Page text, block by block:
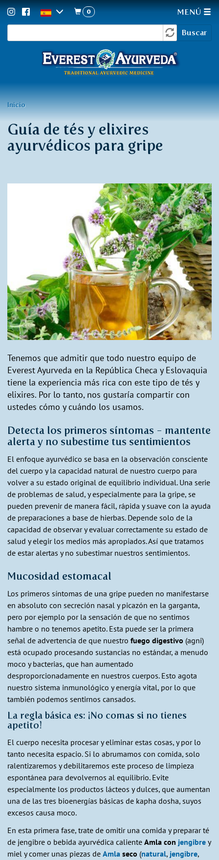
de
búsqueda
Buscar
0 MENÚ
Usted
está
aquí
Inicio
Guía de tés y elixires
ayurvédicos para gripe
Tenemos que admitir que todo nuestro equipo de
Everest Ayurveda en la República Checa y Eslovaquia
tiene la experiencia más rica con este tipo de tés y
elixires. Por lo tanto, nos gustaría compartir con
ustedes cómo y cuándo los usamos.
Detecta los primeros síntomas - mantente
alerta y no subestime tus sentimientos
El enfoque ayurvédico se basa en la observación consciente
del cuerpo y la capacidad natural de nuestro cuerpo para
volver a su estado original de equilibrio individual. Una serie
de problemas de salud, y especialmente para la gripe, se
pueden prevenir de manera fácil, rápida y suave con la ayuda
de preparaciones a base de hierbas. Depende solo de la
capacidad de observar y evaluar correctamente su estado de
salud y elegir los medios más apropiados. Así que tratamos
de estar alertas y no subestimar nuestros sentimientos.
Mucosidad estomacal
Los primeros síntomas de una gripe pueden no manifestarse
en absoluto con secreción nasal y picazón en la garganta,
pero por ejemplo por la sensación de que no sentimos
hambre o no tenemos apetito. Esta puede ser la primera
señal de advertencia de que nuestro fuego digestivo (agni)
está ocupado procesando sustancias no estándar, a menudo
moco y bacterias, que han aumentado
desproporcionadamente en nuestros cuerpos. Esto agota
nuestro sistema inmunológico y energía vital, por lo que
también podemos sentirnos cansados.
La regla básica es: ¡No comas si no tienes
apetito!
El cuerpo necesita procesar y eliminar estas cosas, y por lo
tanto necesita espacio. Si lo abrumamos con comida, solo
ralentizaremos y debilitaremos este proceso de limpieza
espontánea para devolvernos al equilibrio. Evite
especialmente los productos lácteos y dulces, que aumentan
una de las tres bioenergías básicas de kapha dosha, suyos
excesos causa moco.
En esta primera fase, trate de omitir una comida y preparar té
de jengibre o bebida ayurvédica caliente Amla con jengibre y
miel y comer unas piezas de Amla seco (natural, jengibre,